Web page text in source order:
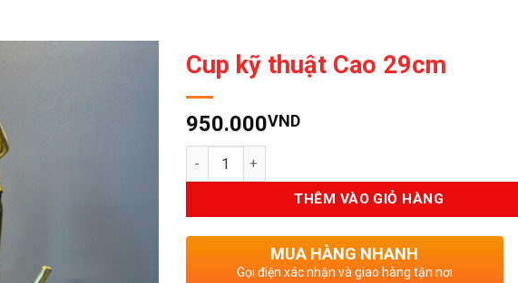
Cup kỹ thuật Cao 29cm
950.000VND
Số lượng
THÊM VÀO GIỎ HÀNG
MUA HÀNG NHANH
Gọi điện xác nhận và giao hàng tận nơi